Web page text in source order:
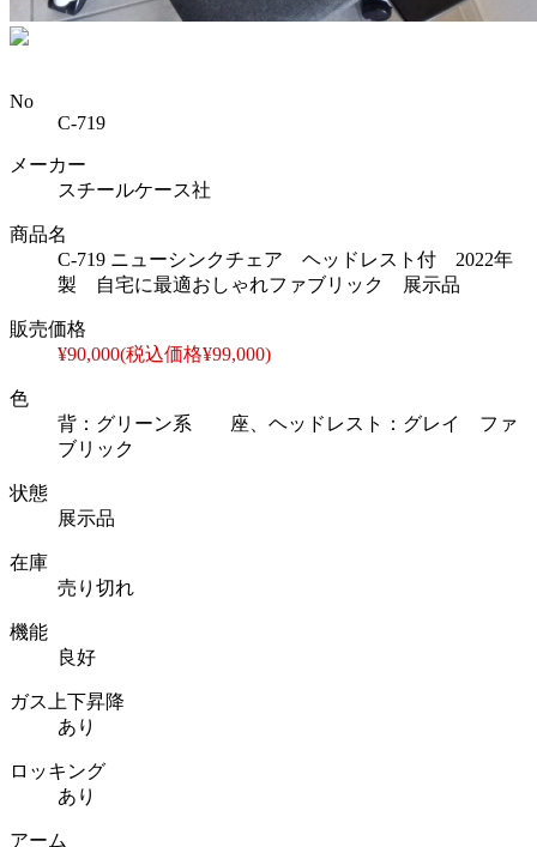
No
C-719
メーカー
スチールケース社
商品名
C-719 ニューシンクチェア ヘッドレスト付 2022年
製 自宅に最適おしゃれファブリック 展示品
販売価格
¥90,000(税込価格¥99,000)
色
背：グリーン系 座、ヘッドレスト：グレイ ファ
ブリック
状態
展示品
在庫
売り切れ
機能
良好
ガス上下昇降
あり
ロッキング
あり
アーム